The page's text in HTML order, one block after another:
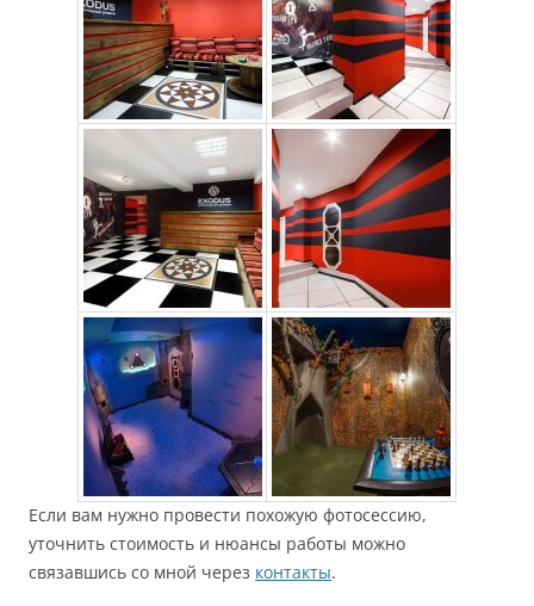
Если вам нужно провести похожую фотосессию,
уточнить стоимость и нюансы работы можно
связавшись со мной через контакты.